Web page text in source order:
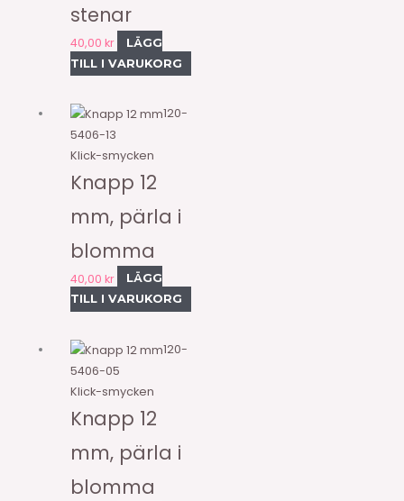
stenar
40,00kr
LÄGG
TILL I VARUKORG
120-
5406-13
Klick-smycken
Knapp 12
mm, pärla i
blomma
40,00kr
LÄGG
TILL I VARUKORG
120-
5406-05
Klick-smycken
Knapp 12
mm, pärla i
blomma